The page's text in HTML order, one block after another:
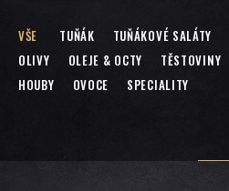
VŠE TUŇÁK TUŇÁKOVÉ SALÁTY
OLIVY
OLEJE & OCTY TĚSTOVINY
HOUBY
OVOCE SPECIALITY